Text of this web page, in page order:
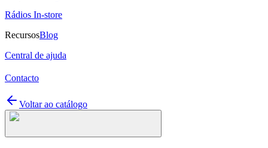
Rádios In-store
RecursosBlog
Central de ajuda
Contacto
Voltar ao catálogo